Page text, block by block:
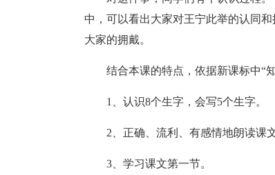
中，可以看出大家对王宁此举的认同
大家的拥戴。
结合本课的特点，依据新课标中“
1、认识8个生字，会写5个生字。
2、正确、流利、有感情地朗读课文
3、学习课文第一节。